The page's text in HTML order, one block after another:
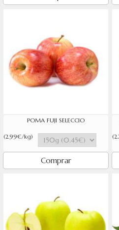
POMA FUJI SELECCIO
(2.99€/kg)
Comprar